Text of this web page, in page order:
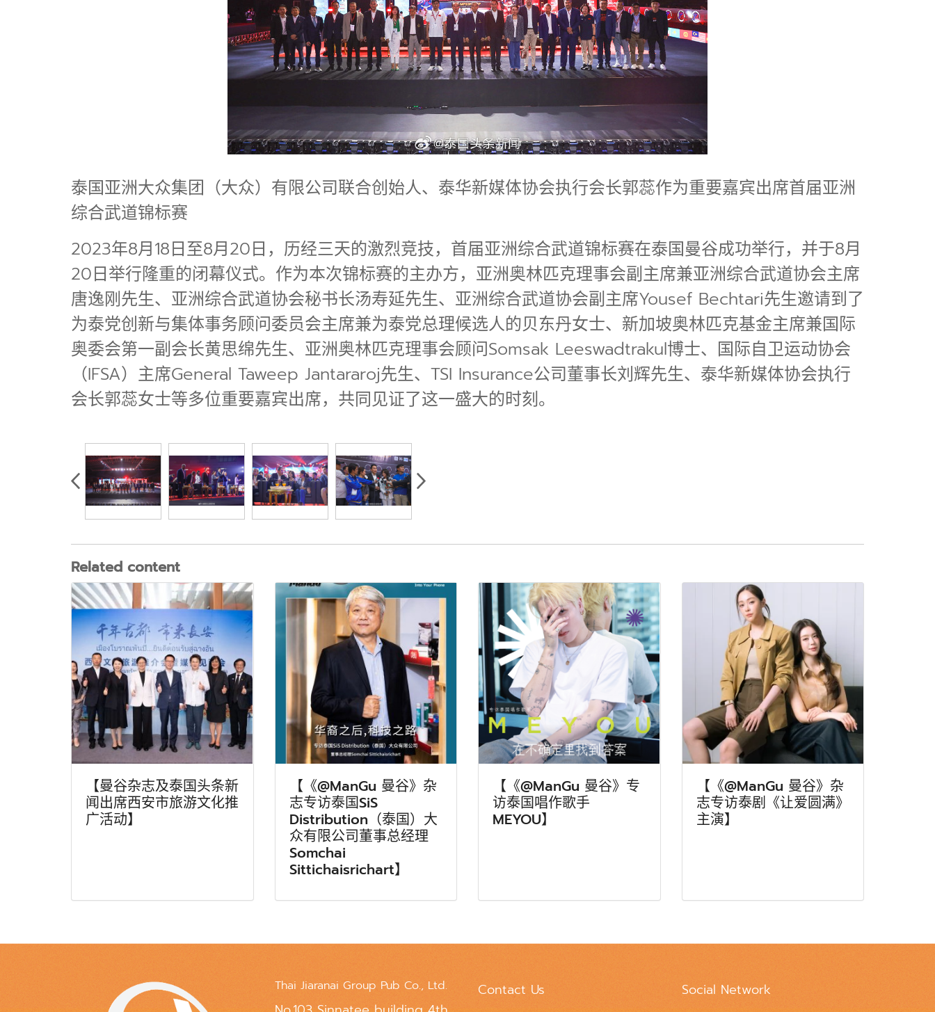
泰国亚洲大众集团（大众）有限公司联合创始人、泰华新媒体协会执行会长郭蕊作为重要嘉宾出席首届亚洲
综合武道锦标赛
2023年8月18日至8月20日，历经三天的激烈竞技，首届亚洲综合武道锦标赛在泰国曼谷成功举行，并于8月
20日举行隆重的闭幕仪式。作为本次锦标赛的主办方，亚洲奥林匹克理事会副主席兼亚洲综合武道协会主席
唐逸刚先生、亚洲综合武道协会秘书长汤寿延先生、亚洲综合武道协会副主席Yousef Bechtari先生邀请到了
为泰党创新与集体事务顾问委员会主席兼为泰党总理候选人的贝东丹女士、新加坡奥林匹克基金主席兼国际
奥委会第一副会长黄思绵先生、亚洲奥林匹克理事会顾问Somsak Leeswadtrakul博士、国际自卫运动协会
（IFSA）主席General Taweep Jantararoj先生、TSI Insurance公司董事长刘辉先生、泰华新媒体协会执行
会长郭蕊女士等多位重要嘉宾出席，共同见证了这一盛大的时刻。
Related content
【曼谷杂志及泰国头条新
闻出席西安市旅游文化推
广活动】
【《@ManGu 曼谷》杂
志专访泰国SiS
Distribution（泰国）大
众有限公司董事总经理
Somchai
Sittichaisrichart】
【《@ManGu 曼谷》专
访泰国唱作歌手
MEYOU】
【《@ManGu 曼谷》杂
志专访泰剧《让爱圆满》
主演】
Thai Jiaranai Group Pub Co., Ltd. Contact Us Social Network